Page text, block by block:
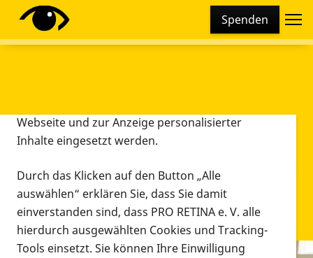
Spenden
Diese Webseite setzt verschiedene Cookies und
Tracking-Tools ein. Dies beinhaltet Cookies und
Webseite und zur Anzeige personalisierter
Inhalte eingesetzt werden.
Durch das Klicken auf den Button „Alle
auswählen“ erklären Sie, dass Sie damit
einverstanden sind, dass PRO RETINA e. V. alle
hierdurch ausgewählten Cookies und Tracking-
Tools einsetzt. Sie können Ihre Einwilligung